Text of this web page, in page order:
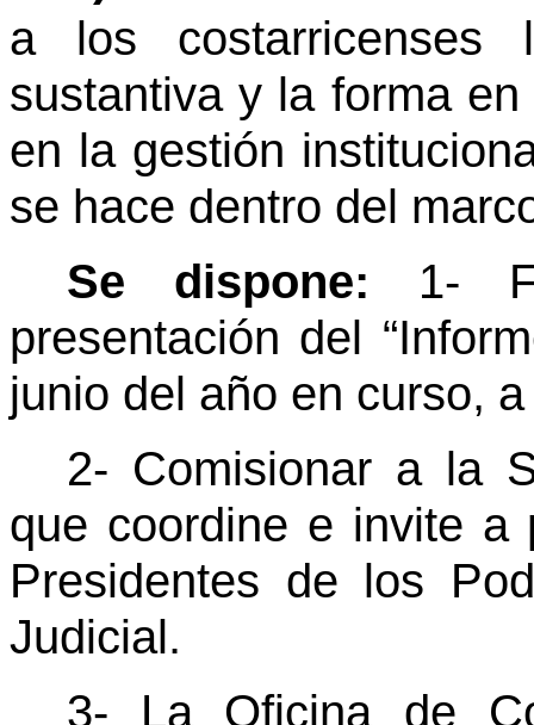
a los costarricenses
sustantiva y la forma
en la gestión
se hace dentro del
Se dispone: 1-
presentación del
junio del año en curso,
2- Comisionar a la
que coordine e invite a
Presidentes de los
Judicial.
3- La Oficina de